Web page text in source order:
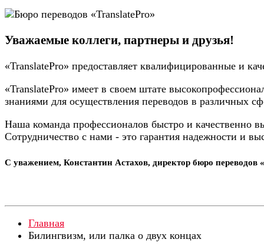
Уважаемые коллеги, партнеры и друзья!
«TranslatePro» предоставляет квалифицированные и
«TranslatePro» имеет в своем штате
знаниями для осуществления переводов в различных
Наша команда профессионалов быстро и качественно
Сотрудничество с нами - это гарантия надежности и
С уважением, Константин Астахов, директор бюро переводов
Главная
Билингвизм, или палка о двух концах